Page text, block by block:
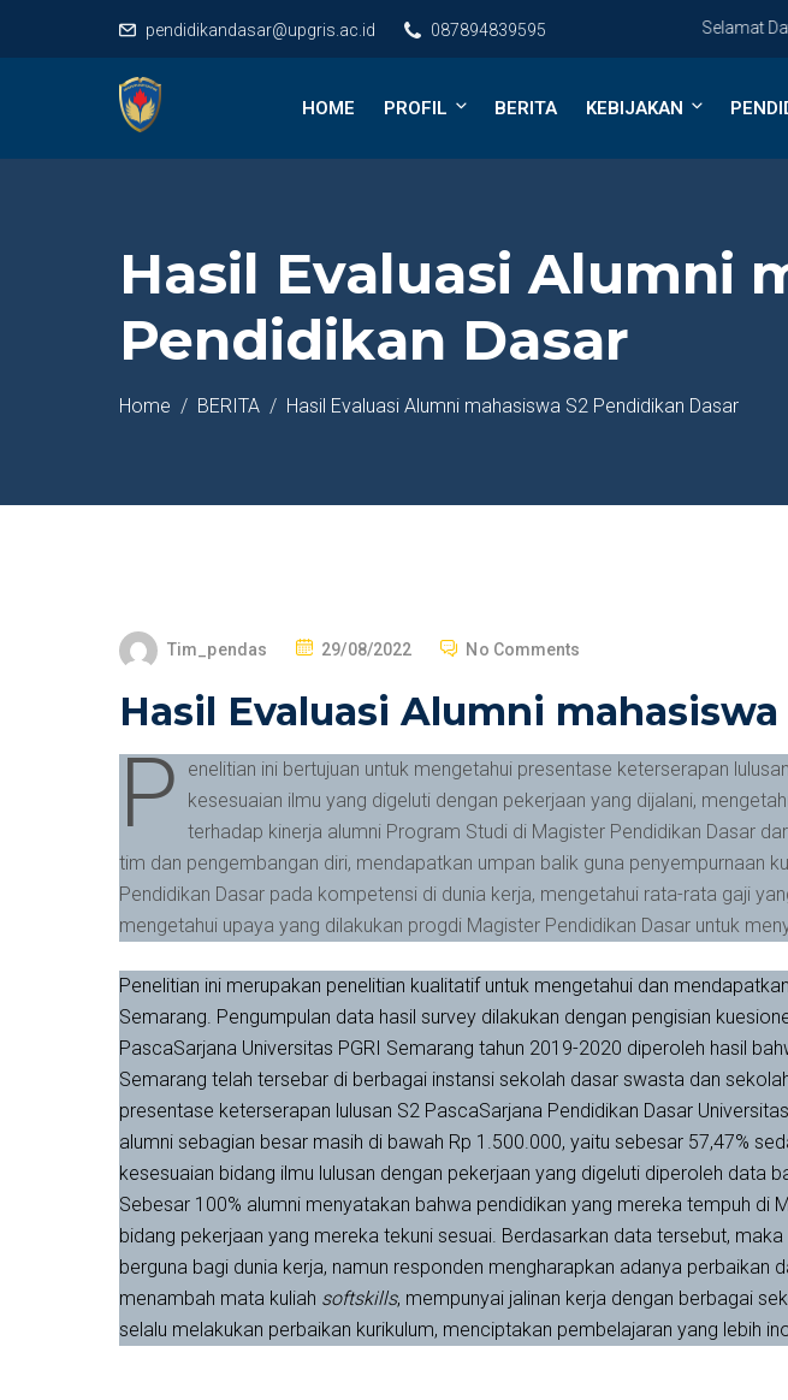
pendidikandasar@upgris.ac.id 087894839595 Selamat
HOME PROFIL BERITA KEBIJAKAN
Hasil Evaluasi Alumni
Pendidikan Dasar
Home BERITA Hasil Evaluasi Alumni mahasiswa S2 Pendidikan Dasar
Tim_pendas 29/08/2022 No Comments
Hasil Evaluasi Alumni
P
enelitian ini bertujuan untuk mengetahui presentase keterserapan
kesesuaian ilmu yang digeluti dengan pekerjaan yang dijalani,
terhadap kinerja alumni Program Studi di Magister Pendidikan Dasar
tim dan pengembangan diri, mendapatkan umpan balik guna penyempurnaan
Pendidikan Dasar pada kompetensi di dunia kerja, mengetahui rata-rata gaji
mengetahui upaya yang dilakukan progdi Magister Pendidikan Dasar untuk
Penelitian ini merupakan penelitian kualitatif untuk mengetahui dan
Semarang. Pengumpulan data hasil survey dilakukan dengan pengisian
PascaSarjana Universitas PGRI Semarang tahun 2019-2020 diperoleh hasil
Semarang telah tersebar di berbagai instansi sekolah dasar swasta dan
presentase keterserapan lulusan S2 PascaSarjana Pendidikan Dasar
alumni sebagian besar masih di bawah Rp 1.500.000, yaitu sebesar 57,47%
kesesuaian bidang ilmu lulusan dengan pekerjaan yang digeluti diperoleh data
Sebesar 100% alumni menyatakan bahwa pendidikan yang mereka tempuh di
bidang pekerjaan yang mereka tekuni sesuai. Berdasarkan data tersebut,
berguna bagi dunia kerja, namun responden mengharapkan adanya
menambah mata kuliah softskills, mempunyai jalinan kerja dengan berbagai
selalu melakukan perbaikan kurikulum, menciptakan pembelajaran yang lebih